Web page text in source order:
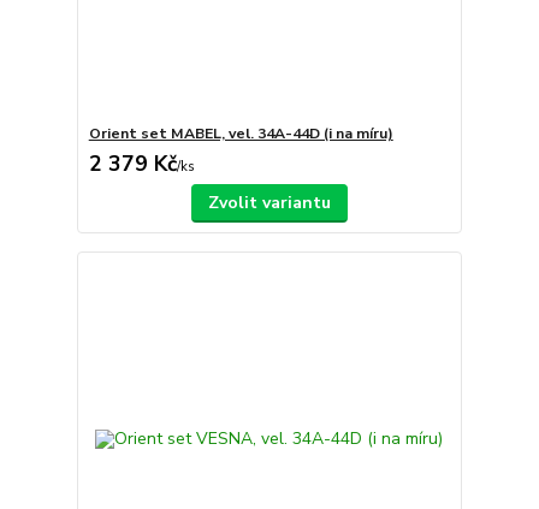
Orient set MABEL, vel. 34A-44D (i na míru)
2 379 Kč/ks
Zvolit variantu